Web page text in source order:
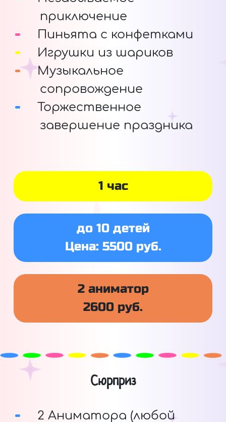
приключение
Пиньята с конфетками
Игрушки из шариков
Музыкальное
сопровождение
Торжественное
завершение праздника
1 час
до 10 детей
Цена: 5500 руб.
2 аниматор
2600 руб.
Сюрприз
2 Аниматора (любой